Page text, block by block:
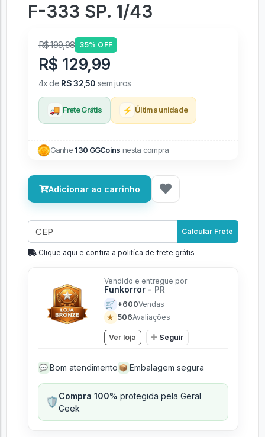
F-333 SP. 1/43
R$ 199,98 35% OFF
R$ 129,99
4x de R$ 32,50 sem juros
🚚 Frete Grátis ⚡ Última unidade
Ganhe130 GGCoins nesta compra
Adicionar ao carrinho
Calcular Frete
Clique aqui e confira a politíca de frete grátis
Vendido e entregue por
Funkorror - PR
🛒 +600Vendas
★ 506Avaliações
Ver loja Seguir
💬 Bom atendimento 📦 Embalagem segura
🛡️Compra 100% protegida pela Geral
Geek